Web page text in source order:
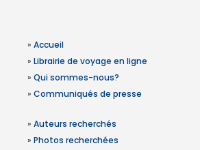
» Accueil
» Librairie de voyage en ligne
» Qui sommes-nous?
» Communiqués de presse
» Auteurs recherchés
» Photos recherchées